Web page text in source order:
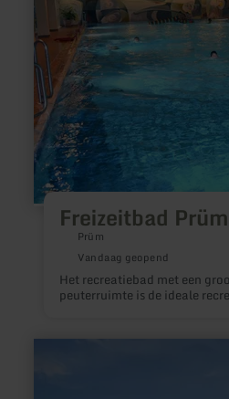
Freizeitbad
Prüm
Vandaag geopend
Het recreatiebad met een
peuterruimte is de ideale